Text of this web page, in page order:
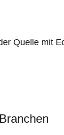
Quelle mit